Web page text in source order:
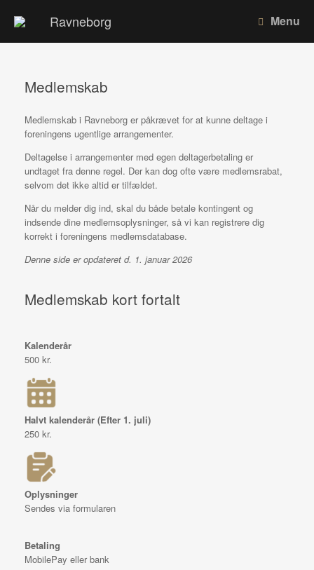
Ravneborg Menu
Medlemskab
Medlemskab i Ravneborg er påkrævet for at kunne deltage i
foreningens ugentlige arrangementer.
Deltagelse i arrangementer med egen deltagerbetaling er
undtaget fra denne regel. Der kan dog ofte være medlemsrabat,
selvom det ikke altid er tilfældet.
Når du melder dig ind, skal du både betale kontingent og
indsende dine medlemsoplysninger, så vi kan registrere dig
korrekt i foreningens medlemsdatabase.
Denne side er opdateret d. 1. januar 2026
Medlemskab kort fortalt
Kalenderår
500 kr.
Halvt kalenderår (Efter 1. juli)
250 kr.
Oplysninger
Sendes via formularen
Betaling
MobilePay eller bank